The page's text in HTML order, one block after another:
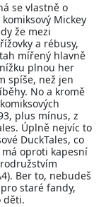
se vlastně o
Mickey
že mezi
a rébusy,
mířený hlavně
plnou her
spíše, než jen
No a kromě
plus mínus, z
Úplně nejvíc to
DuckTales, co
má oproti kapesní
Ber to, nebudeš
staré fandy,
děti.